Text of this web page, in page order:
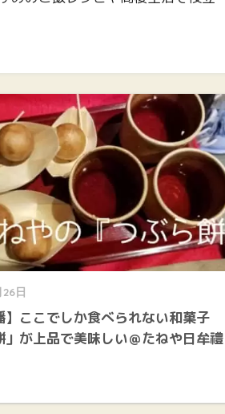
26日
】ここでしか食べられない和菓子
」が上品で美味しい＠たねや日牟禮